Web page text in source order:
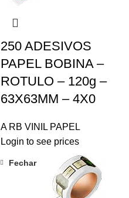
250 ADESIVOS
PAPEL BOBINA –
ROTULO – 120g –
63X63MM – 4X0
A RB VINIL PAPEL
Login to see prices
Fechar